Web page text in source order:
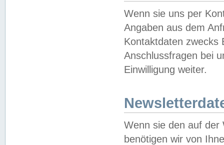
Wenn sie uns per
Angaben aus dem
Kontaktdaten zwecks
Anschlussfragen bei
Einwilligung weiter.
Wenn sie den auf der
benötigen wir von